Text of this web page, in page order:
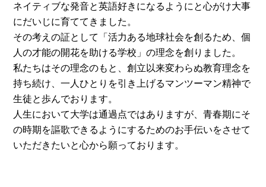
ネイティブな発音と英語好きになるようにと心がけ大事
にだいじに育ててきました。
その考えの証として「活力ある地球社会を創るため、個
人の才能の開花を助ける学校」の理念を創りました。
私たちはその理念のもと、創立以来変わらぬ教育理念を
持ち続け、一人ひとりを引き上げるマンツーマン精神で
生徒と歩んでおります。
人生において大学は通過点ではありますが、青春期にそ
の時期を謳歌できるようにするためのお手伝いをさせて
いただきたいと心から願っております。